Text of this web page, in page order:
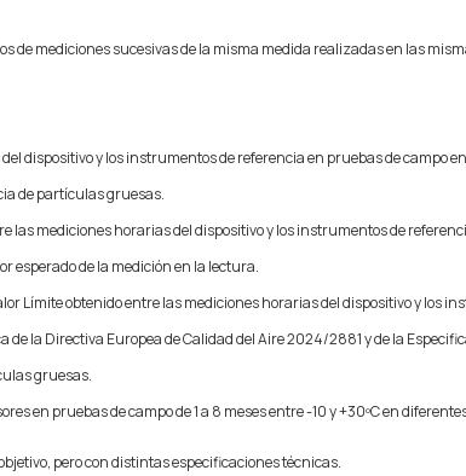
de mediciones sucesivas de la misma medida realizadas en las
dispositivo y los instrumentos de referencia en pruebas de campo
de partículas gruesas.
las mediciones horarias del dispositivo y los instrumentos de
esperado de la medición en la lectura.
Límite obtenido entre las mediciones horarias del dispositivo y los
de la Directiva Europea de Calidad del Aire 2024/2881 y de la
gruesas.
en pruebas de campo de 1 a 8 meses entre -10 y +30ºC en
pero con distintas especificaciones técnicas.